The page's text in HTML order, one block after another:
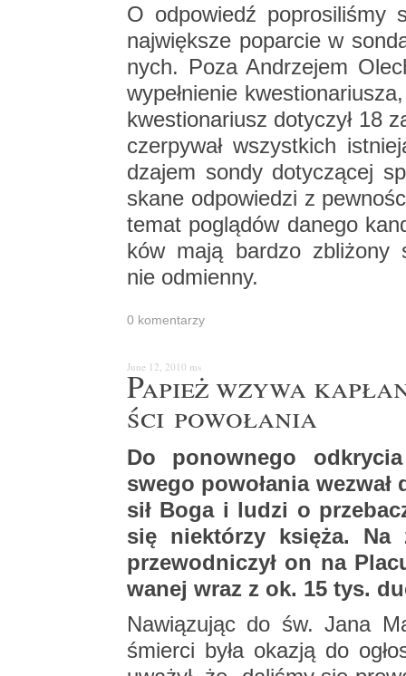
O od­po­wiedź po­pro­si­li­śmy
naj­więk­sze po­par­cie w
nych. Poza An­drze­jem
wy­peł­nie­nie
kwe­stio­na­riusz do­ty­czył 18
czer­py­wał wszyst­kich
dza­jem sondy do­ty­czą­cej
ska­ne od­po­wie­dzi z
temat po­glą­dów da­ne­go
ków mają bar­dzo
nie od­mien­ny.
0 ko­men­ta­rzy
June 12, 2010 ms
Pa­pież wzywa
ści po­wo­ła­nia
Do po­now­ne­go
swego po­wo­ła­nia
sił Boga i ludzi o
się nie­któ­rzy księ­ża. Na
prze­wod­ni­czył on na
wa­nej wraz z ok. 15 tys.
Na­wią­zu­jąc do św. Jana
śmier­ci była oka­zją do